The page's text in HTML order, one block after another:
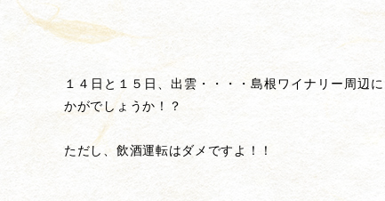
１４日と１５日、出雲・・・・島根ワイナリー周辺
かがでしょうか！？
ただし、飲酒運転はダメですよ！！